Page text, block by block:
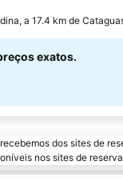
a 17.4 km de
exatos.
dos sites de
nos sites de